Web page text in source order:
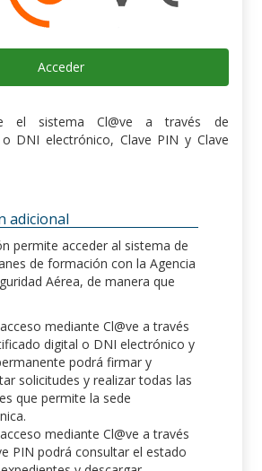
Acceder
el sistema Cl@ve a través de
DNI electrónico, Clave PIN y Clave
adicional
permite acceder al sistema de
de formación con la Agencia
Aérea, de manera que
mediante Cl@ve a través
digital o DNI electrónico y
podrá firmar y
solicitudes y realizar todas las
que permite la sede
mediante Cl@ve a través
PIN podrá consultar el estado